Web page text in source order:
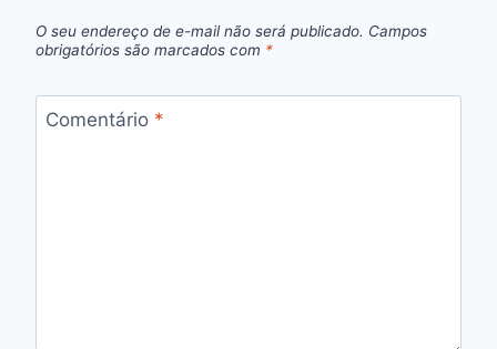
O seu endereço de e-mail não será publicado. Campos
obrigatórios são marcados com *
Comentário *